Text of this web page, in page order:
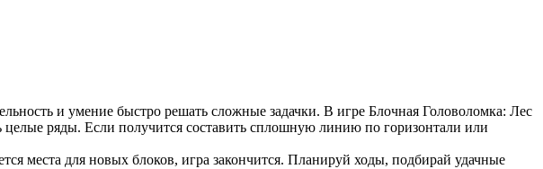
и умение быстро решать сложные задачки. В игре Блочная Головоломка: Лес
целые ряды. Если получится составить сплошную линию по горизонтали или
места для новых блоков, игра закончится. Планируй ходы, подбирай удачные